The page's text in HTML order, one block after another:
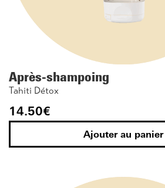
Après-shampoing
Tahiti Détox
14.50€
Ajouter au panier